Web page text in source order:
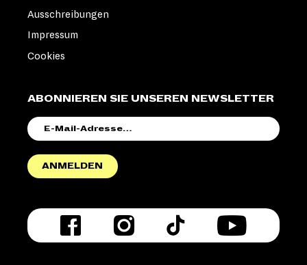
ABONNIEREN SIE UNSEREN NEWSLETTER
MAIL-
ANMELDEN
Ausschreibungen
Impressum
Cookies